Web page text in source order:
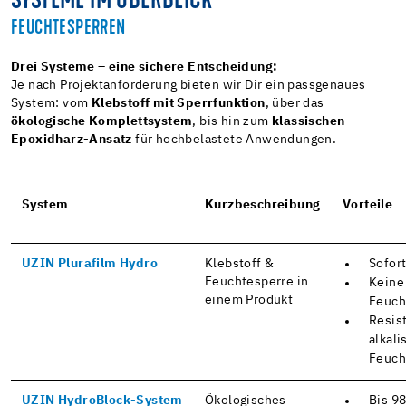
FEUCHTESPERREN
Drei Systeme – eine sichere Entscheidung:
Je nach Projektanforderung bieten wir Dir ein passgenaues
System: vom Klebstoff mit Sperrfunktion, über das
ökologische Komplettsystem, bis hin zum klassischen
Epoxidharz-Ansatz für hochbelastete Anwendungen.
System Kurzbeschreibung Vorteile
UZIN Plurafilm Hydro
Klebstoff &
Feuchtesperre in
einem Produkt
Keine
UZIN HydroBlock-System Ökologisches Bis